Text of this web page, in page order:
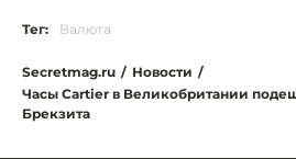
Тег: Валюта
Secretmag.ru / Новости /
Часы Cartier в Великобритании
Брекзита